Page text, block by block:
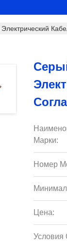
Марки:
Номер
Цена:
Условия